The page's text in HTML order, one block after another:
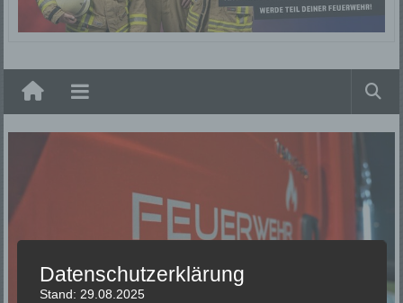
Elzach
Datenschutzerklärung
Stand: 29.08.2025